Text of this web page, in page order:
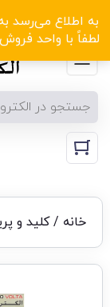
به اطلاع می‌رسد
لطفاً با واحد فروش
الکترو
خانه /کلید و